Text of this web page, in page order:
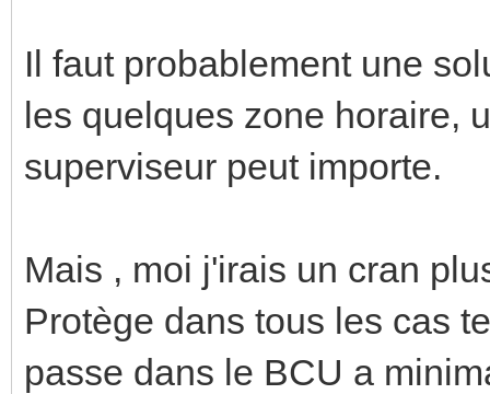
Il faut probablement une
les quelques zone horaire,
superviseur peut importe.
Mais , moi j'irais un cran
Protège dans tous les cas
passe dans le BCU a